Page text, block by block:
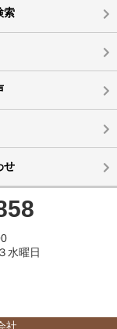
索
せ
水曜日
社